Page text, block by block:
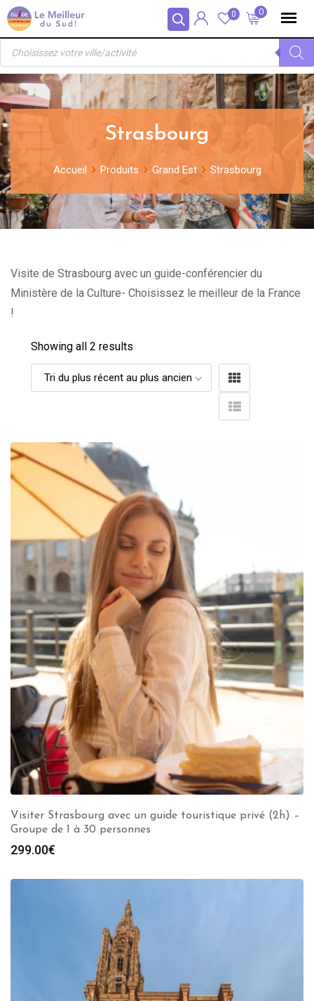
Panneau de gestion des cookies
Skip
to
content
0
0
Recherche
produits
Strasbourg
Accueil Produits Grand Est Strasbourg
Visite de Strasbourg avec un guide-conférencier du
Ministère de la Culture- Choisissez le meilleur de la France
!
Showing all 2 results
Visiter Strasbourg avec un guide touristique privé (2h) –
Groupe de 1 à 30 personnes
299.00€